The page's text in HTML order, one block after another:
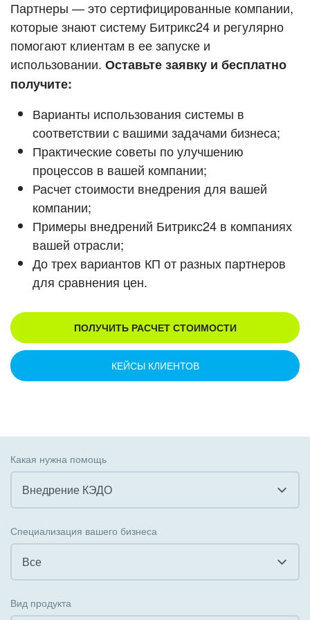
ВХОД
ВХОД
Смотреть видеокейсы
Партнеры — это сертифицированные компании,
которые знают систему Битрикс24 и регулярно
помогают клиентам в ее запуске и
использовании. Оставьте заявку и бесплатно
получите:
Варианты использования системы в
соответствии с вашими задачами бизнеса;
Практические советы по улучшению
процессов в вашей компании;
Расчет стоимости внедрения для вашей
компании;
Примеры внедрений Битрикс24 в компаниях
вашей отрасли;
До трех вариантов КП от разных партнеров
для сравнения цен.
ПОЛУЧИТЬ РАСЧЕТ СТОИМОСТИ
КЕЙСЫ КЛИЕНТОВ
Какая нужна помощь
Внедрение КЭДО
Внедрение КЭДО
Интеграция с 1С
Специализация вашего бизнеса
Все
Вид продукта